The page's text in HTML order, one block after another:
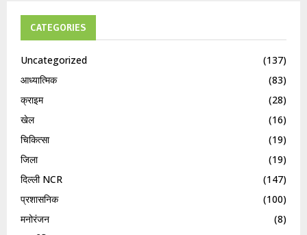
CATEGORIES
Uncategorized
(137)
आध्यात्मिक
(83)
क्राइम
(28)
खेल
(16)
चिकित्सा
(19)
जिला
(19)
दिल्ली NCR
(147)
प्रशासनिक
(100)
मनोरंजन
(8)